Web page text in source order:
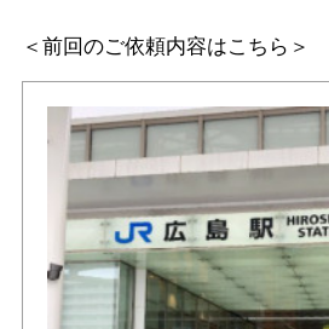
＜前回のご依頼内容はこちら＞